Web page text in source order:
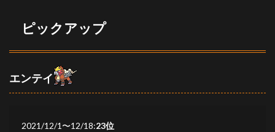
ピックアップ
エンテイ
2021/12/1〜12/18:23位